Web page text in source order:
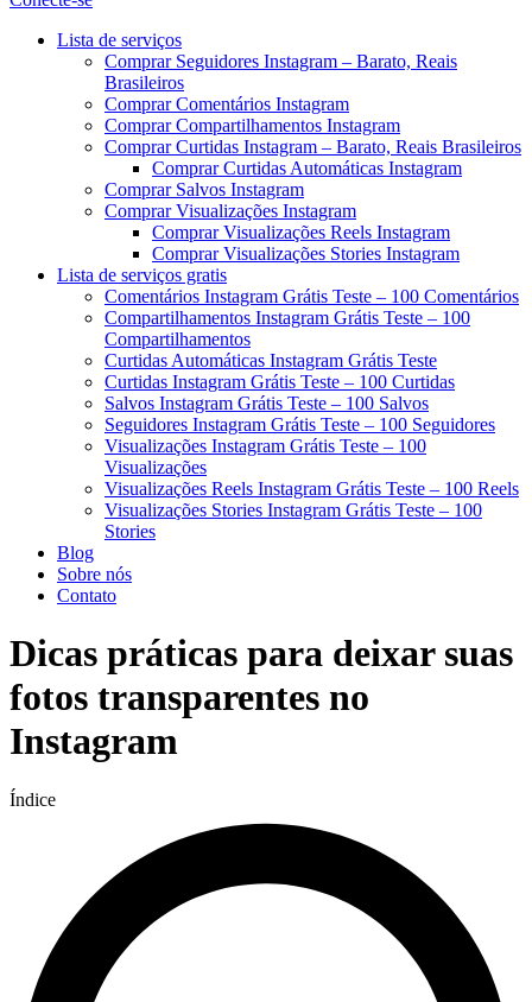
Menu
Lista de serviços
Comprar Seguidores Instagram – Barato, Reais
Brasileiros
Comprar Comentários Instagram
Comprar Compartilhamentos Instagram
Comprar Curtidas Instagram – Barato, Reais Brasileiros
Comprar Curtidas Automáticas Instagram
Comprar Salvos Instagram
Comprar Visualizações Instagram
Comprar Visualizações Reels Instagram
Comprar Visualizações Stories Instagram
Lista de serviços gratis
Comentários Instagram Grátis Teste – 100 Comentários
Compartilhamentos Instagram Grátis Teste – 100
Compartilhamentos
Curtidas Automáticas Instagram Grátis Teste
Curtidas Instagram Grátis Teste – 100 Curtidas
Salvos Instagram Grátis Teste – 100 Salvos
Seguidores Instagram Grátis Teste – 100 Seguidores
Visualizações Instagram Grátis Teste – 100
Visualizações
Visualizações Reels Instagram Grátis Teste – 100 Reels
Visualizações Stories Instagram Grátis Teste – 100
Stories
Blog
Sobre nós
Contato
Dicas práticas para deixar suas
fotos transparentes no
Instagram
Índice